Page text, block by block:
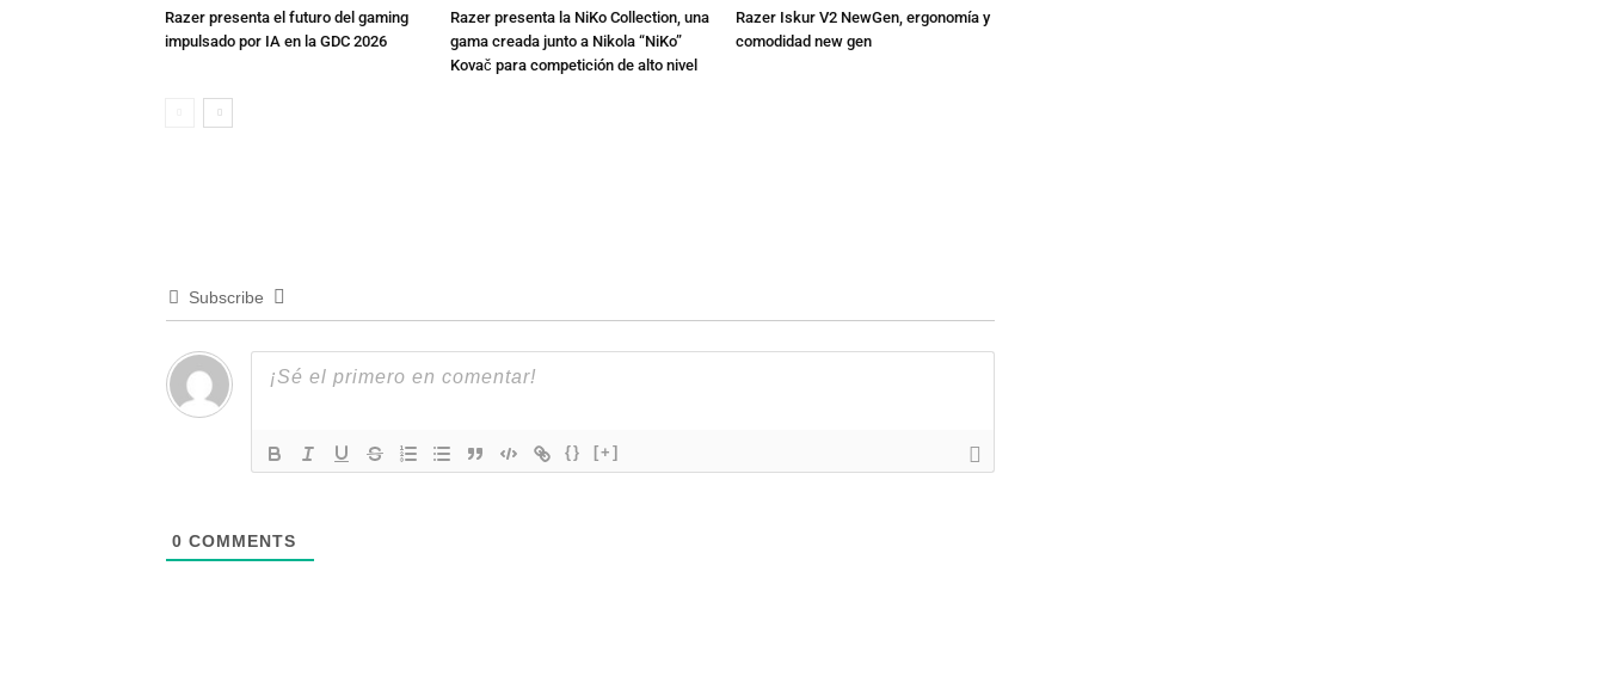
Razer presenta el futuro del gaming
impulsado por IA en la GDC 2026
Razer presenta la NiKo Collection, una
gama creada junto a Nikola “NiKo”
Kovač para competición de alto nivel
Razer Iskur V2 NewGen, ergonomía y
comodidad new gen
Subscribe
{} [+]
0 COMMENTS